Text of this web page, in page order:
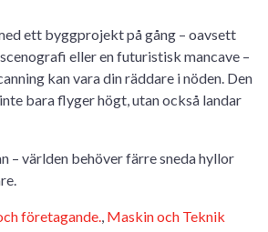
ett byggprojekt på gång – oavsett
eller en futuristisk mancave –
kan vara din räddare i nöden. Den
bara flyger högt, utan också landar
– världen behöver färre sneda hyllor
företagande., Maskin och Teknik